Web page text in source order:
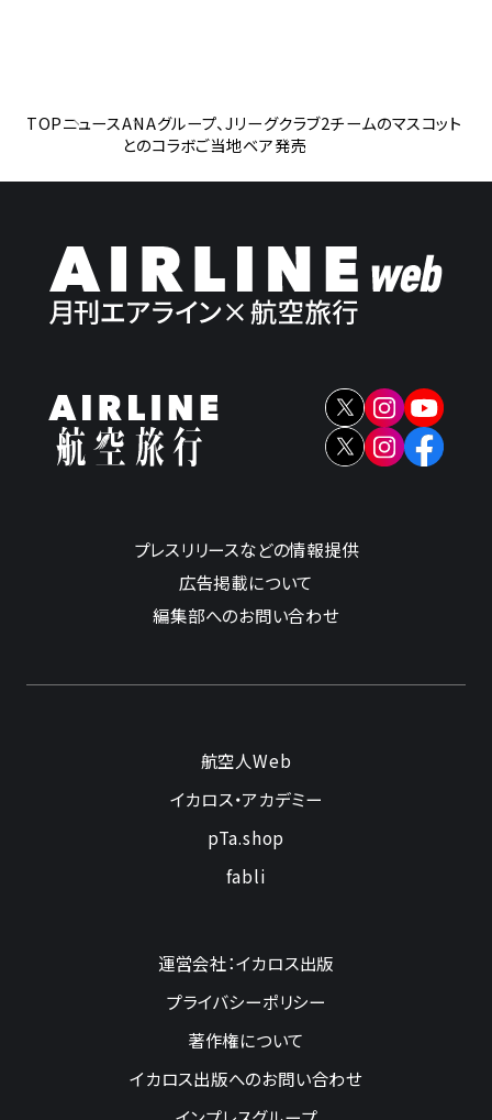
TOPニュースANAグループ、Jリーグクラブ2チームのマスコット
とのコラボご当地ベア発売
プレスリリースなどの情報提供
広告掲載について
編集部へのお問い合わせ
航空人Web
イカロス・アカデミー
pTa.shop
fabli
運営会社：イカロス出版
プライバシーポリシー
著作権について
イカロス出版へのお問い合わせ